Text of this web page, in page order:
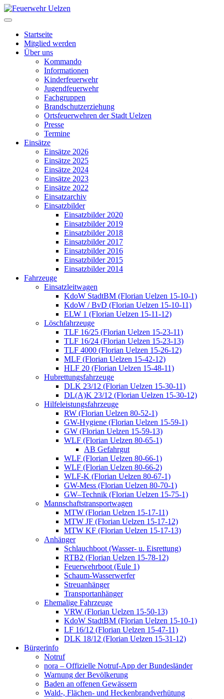
Startseite
Mitglied werden
Über uns
Kommando
Informationen
Kinderfeuerwehr
Jugendfeuerwehr
Fachgruppen
Brandschutzerziehung
Ortsfeuerwehren der Stadt Uelzen
Presse
Termine
Einsätze
Einsätze 2026
Einsätze 2025
Einsätze 2024
Einsätze 2023
Einsätze 2022
Einsatzarchiv
Einsatzbilder
Einsatzbilder 2020
Einsatzbilder 2019
Einsatzbilder 2018
Einsatzbilder 2017
Einsatzbilder 2016
Einsatzbilder 2015
Einsatzbilder 2014
Fahrzeuge
Einsatzleitwagen
KdoW StadtBM (Florian Uelzen 15-10-1)
KdoW / BvD (Florian Uelzen 15-10-11)
ELW 1 (Florian Uelzen 15-11-12)
Löschfahrzeuge
TLF 16/25 (Florian Uelzen 15-23-11)
TLF 16/24 (Florian Uelzen 15-23-13)
TLF 4000 (Florian Uelzen 15-26-12)
MLF (Florian Uelzen 15-42-12)
HLF 20 (Florian Uelzen 15-48-11)
Hubrettungsfahrzeuge
DLK 23/12 (Florian Uelzen 15-30-11)
DL(A)K 23/12 (Florian Uelzen 15-30-12)
Hilfeleistungsfahrzeuge
RW (Florian Uelzen 80-52-1)
GW-Hygiene (Florian Uelzen 15-59-1)
GW (Florian Uelzen 15-59-13)
WLF (Florian Uelzen 80-65-1)
AB Gefahrgut
WLF (Florian Uelzen 80-66-1)
WLF (Florian Uelzen 80-66-2)
WLF-K (Florian Uelzen 80-67-1)
GW-Mess (Florian Uelzen 80-70-1)
GW–Technik (Florian Uelzen 15-75-1)
Mannschaftstransportwagen
MTW (Florian Uelzen 15-17-11)
MTW JF (Florian Uelzen 15-17-12)
MTW KF (Florian Uelzen 15-17-13)
Anhänger
Schlauchboot (Wasser- u. Eisrettung)
RTB2 (Florian Uelzen 15-78-12)
Feuerwehrboot (Eule 1)
Schaum-Wasserwerfer
Streuanhänger
Transportanhänger
Ehemalige Fahrzeuge
VRW (Florian Uelzen 15-50-13)
KdoW StadtBM (Florian Uelzen 15-10-1)
LF 16/12 (Florian Uelzen 15-47-11)
DLK 18/12 (Florian Uelzen 15-31-12)
Bürgerinfo
Notruf
nora – Offizielle Notruf-App der Bundesländer
Warnung der Bevölkerung
Baden an offenen Gewässern
Wald-, Flächen- und Heckenbrandverhütung